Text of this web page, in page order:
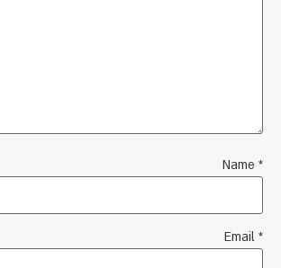
Name *
Email *